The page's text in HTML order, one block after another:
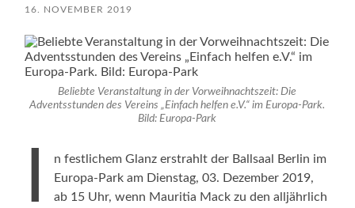
16. NOVEMBER 2019
Beliebte Veranstaltung in der Vorweihnachtszeit: Die
Adventsstunden des Vereins „Einfach helfen e.V.“ im Europa-Park.
Bild: Europa-Park
n festlichem Glanz erstrahlt der Ballsaal Berlin im
Europa-Park am Dienstag, 03. Dezember 2019,
ab 15 Uhr, wenn Mauritia Mack zu den alljährlich